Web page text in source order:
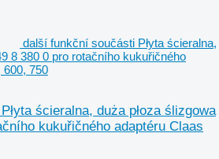
další funkční součásti Płyta ścieralna,
8 380 0 pro rotačního kukuřičného
600, 750
ścieralna, duża płoza ślizgowa
kukuřičného adaptéru Claas